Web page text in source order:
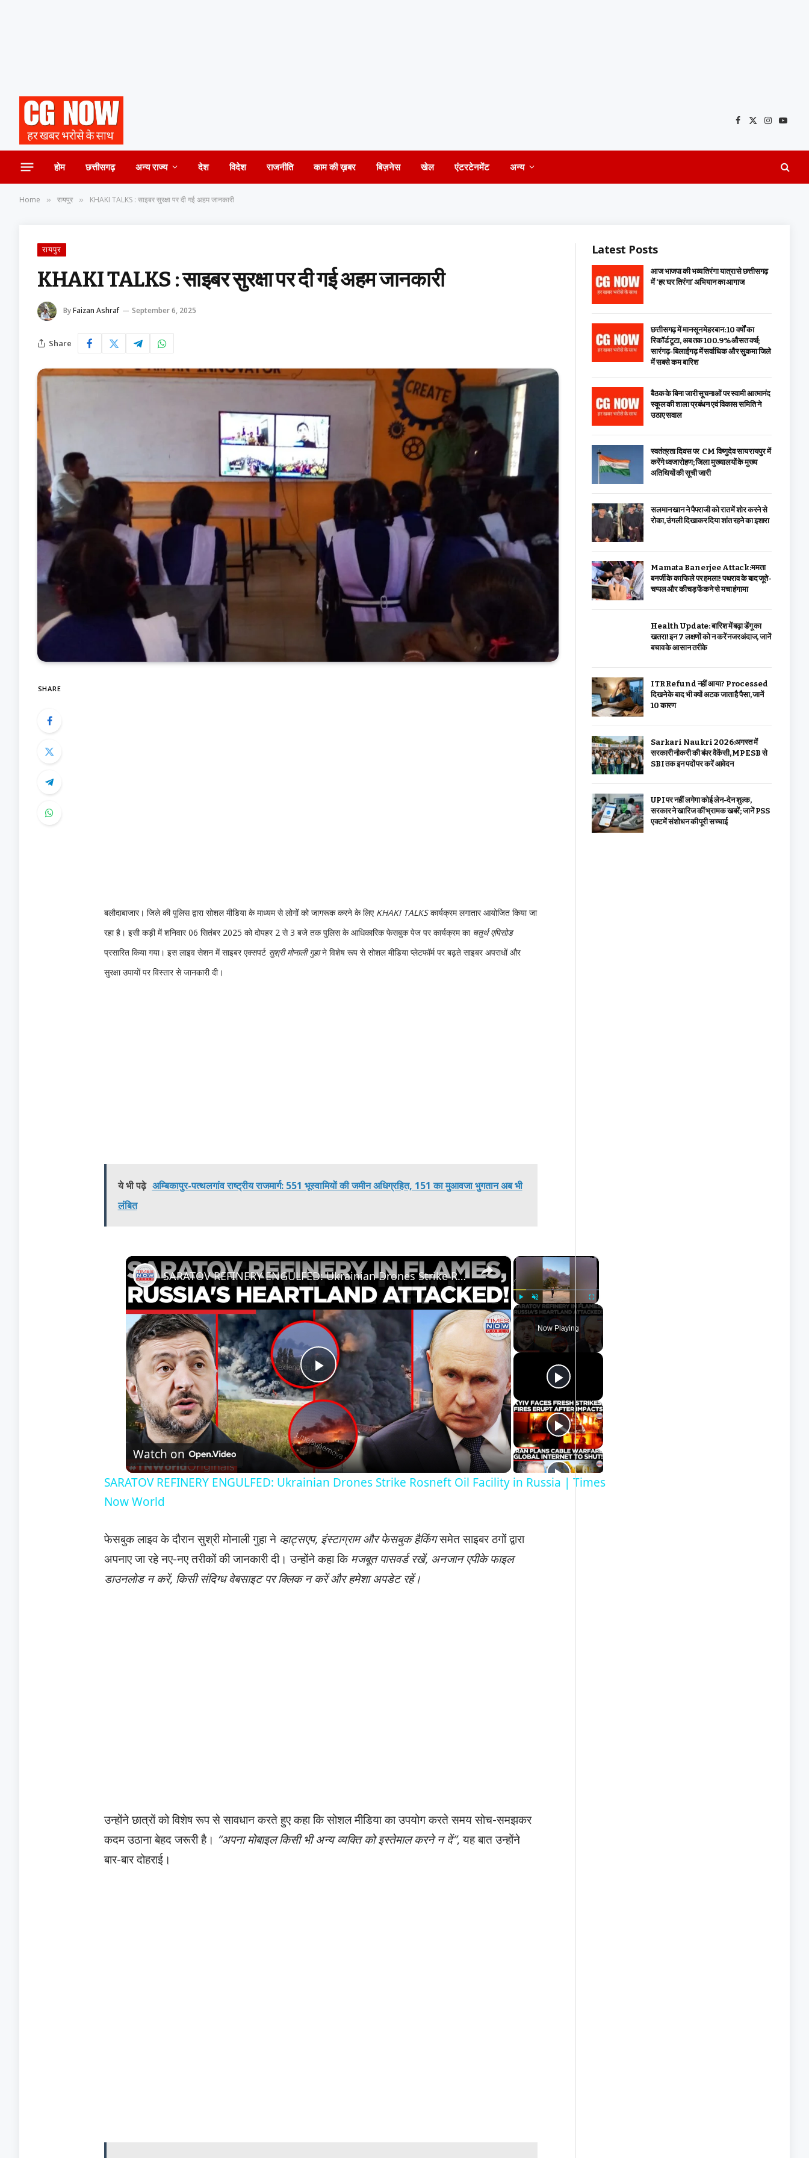
Facebook
X
Instagram
होम छत्तीसगढ़ अन्य राज्य देश विदेश राजनीति काम की ख़बर बिज़नेस खेल एंटरटेनमेंट अन्य
Home » रायपुर » KHAKI TALKS : साइबर सुरक्षा पर दी गई अहम जानकारी
रायपुर
KHAKI TALKS : साइबर सुरक्षा पर दी गई अहम जानकारी
ByFaizan Ashraf September 6, 2025
Share
SHARE
बलौदाबाजार। जिले की पुलिस द्वारा सोशल मीडिया के माध्यम से लोगों को जागरूक करने के लिए KHAKI TALKSकार्यक्रम लगातार आयोजित किया जा
रहा है। इसी कड़ी में शनिवार 06 सितंबर 2025 को दोपहर 2 से 3 बजे तक पुलिस के आधिकारिक फेसबुक पेज पर कार्यक्रम का चतुर्थ एपिसोड
प्रसारित किया गया। इस लाइव सेशन में साइबर एक्सपर्ट सुश्री मोनाली गुहाने विशेष रूप से सोशल मीडिया प्लेटफॉर्म पर बढ़ते साइबर अपराधों और
सुरक्षा उपायों पर विस्तार से जानकारी दी।
ये भी पढ़े अम्बिकापुर-पत्थलगांव राष्ट्रीय राजमार्ग: 551 भूस्वामियों की जमीन अधिग्रहित, 151 का मुआवजा भुगतान अब भी
लंबित
×
Play Unmute Fullscreen
Now Playing
×
Play
Video
SARATOV REFINERY ENGULFED: Ukrainian Drones Strike Rosneft Oil Facility in Russia | Times Now World
Watch on
SARATOV REFINERY ENGULFED: Ukrainian Drones Strike Rosneft Oil Facility in Russia | Times
Now World
फेसबुक लाइव के दौरान सुश्री मोनाली गुहा ने व्हाट्सएप, इंस्टाग्राम और फेसबुक हैकिंगसमेत साइबर ठगों द्वारा
अपनाए जा रहे नए-नए तरीकों की जानकारी दी। उन्होंने कहा किमजबूत पासवर्ड रखें, अनजान एपीके फाइल
डाउनलोड न करें, किसी संदिग्ध वेबसाइट पर क्लिक न करें और हमेशा अपडेट रहें।
उन्होंने छात्रों को विशेष रूप से सावधान करते हुए कहा कि सोशल मीडिया का उपयोग करते समय सोच-समझकर
कदम उठाना बेहद जरूरी है। “अपना मोबाइल किसी भी अन्य व्यक्ति को इस्तेमाल करने न दें”, यह बात उन्होंने
बार-बार दोहराई।
Latest Posts
आज भाजपा की भव्य तिरंगा यात्रा से छत्तीसगढ़
में ‘हर घर तिरंगा’ अभियान का आगाज
छत्तीसगढ़ में मानसून मेहरबान: 10 वर्षों का
रिकॉर्ड टूटा, अब तक 100.9% औसत वर्षा;
सारंगढ़-बिलाईगढ़ में सर्वाधिक और सुकमा जिले
में सबसे कम बारिश
बैठक के बिना जारी सूचनाओं पर स्वामी आत्मानंद
स्कूल की शाला प्रबंधन एवं विकास समिति ने
उठाए सवाल
स्वतंत्रता दिवस पर CM विष्णुदेव साय रायपुर में
करेंगे ध्वजारोहण; जिला मुख्यालयों के मुख्य
अतिथियों की सूची जारी
सलमान खान ने पैपराजी को रात में शोर करने से
रोका, उंगली दिखाकर दिया शांत रहने का इशारा
Mamata Banerjee Attack:ममता
बनर्जी के काफिले पर हमला! पथराव के बाद जूते-
चप्पल और कीचड़ फेंकने से मचा हंगामा
Health Update: बारिश में बढ़ा डेंगू का
खतरा! इन 7 लक्षणों को न करें नजरअंदाज, जानें
बचाव के आसान तरीके
ITR Refund नहीं आया? Processed
दिखने के बाद भी क्यों अटक जाता है पैसा, जानें
10 कारण
Sarkari Naukri 2026:अगस्त में
सरकारी नौकरी की बंपर वैकेंसी, MPESB से
SBI तक इन पदों पर करें आवेदन
UPI पर नहीं लगेगा कोई लेन-देन शुल्क,
सरकार ने खारिज कीं भ्रामक खबरें; जानें PSS
एक्ट में संशोधन की पूरी सच्चाई